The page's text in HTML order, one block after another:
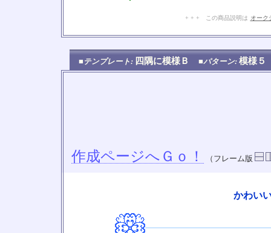
+ + + この商品説明は オーク
■テンプレート: 四隅に模様Ｂ ■パターン: 模様
作成ページへＧｏ！ （フレーム版
かわい